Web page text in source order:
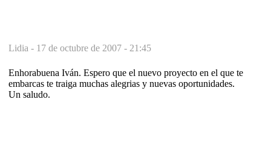
Lidia - 17 de octubre de 2007 - 21:45
Enhorabuena Iván. Espero que el nuevo proyecto en el que te
embarcas te traiga muchas alegrias y nuevas oportunidades.
Un saludo.